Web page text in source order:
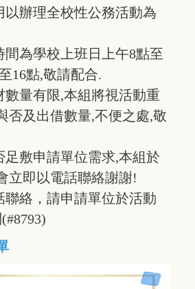
以辦理全校性公務活動為
間為學校上班日上午8點至
16點,敬請配合.
數量有限,本組將視活動重
否及出借數量,不便之處,敬
足敷申請單位需求,本組於
立即以電話聯絡謝謝!
聯絡，請申請單位於活動